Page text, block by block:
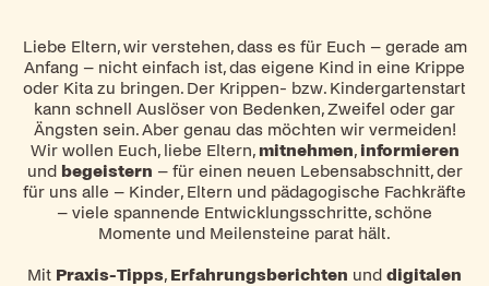
Liebe Eltern, wir verstehen, dass es für Euch – gerade am
Anfang – nicht einfach ist, das eigene Kind in eine Krippe
oder Kita zu bringen. Der Krippen- bzw. Kindergartenstart
kann schnell Auslöser von Bedenken, Zweifel oder gar
Ängsten sein. Aber genau das möchten wir vermeiden!
Wir wollen Euch, liebe Eltern, mitnehmen, informieren
und begeistern – für einen neuen Lebensabschnitt, der
für uns alle – Kinder, Eltern und pädagogische Fachkräfte
– viele spannende Entwicklungsschritte, schöne
Momente und Meilensteine parat hält.
Mit Praxis-Tipps, Erfahrungsberichten und digitalen